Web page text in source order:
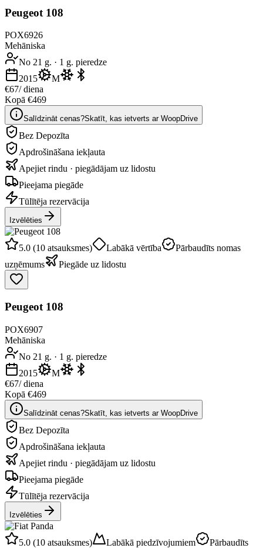
Peugeot 108
POX6926
Mehāniska
No 21 g. · 1 g. pieredze
2015
M
€67/ diena
Kopā €469
Salīdzināt cenas?Skatīt, kas ietverts ar WoopDrive
Bez Depozīta
Apdrošināšana iekļauta
Apejiet rindu · piegādājam uz lidostu
Pieejama piegāde
Tūlītēja rezervācija
Izvēlēties
5.0 (10 atsauksmes) Labākā vērtība
Pārbaudīts nomas
uzņēmums
Piegāde uz lidostu
Peugeot 108
POX6907
Mehāniska
No 21 g. · 1 g. pieredze
2015
M
€67/ diena
Kopā €469
Salīdzināt cenas?Skatīt, kas ietverts ar WoopDrive
Bez Depozīta
Apdrošināšana iekļauta
Apejiet rindu · piegādājam uz lidostu
Pieejama piegāde
Tūlītēja rezervācija
Izvēlēties
5.0 (10 atsauksmes) Labākā piedzīvojumiem
Pārbaudīts